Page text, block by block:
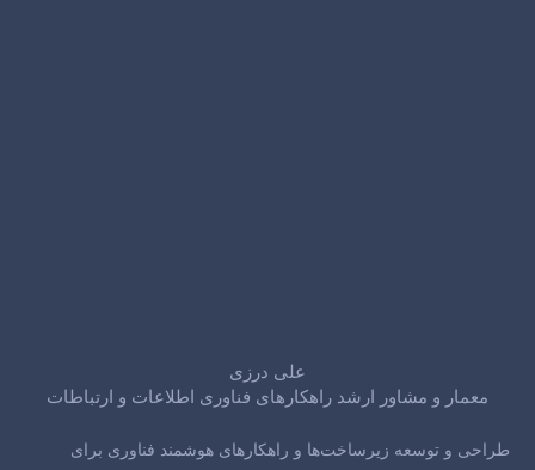
علی درزی
معمار و مشاور ارشد راهکارهای فناوری اطلاعات و ارتباطات
طراحی و توسعه زیرساخت‌ها و راهکارهای هوشمند فناوری برای